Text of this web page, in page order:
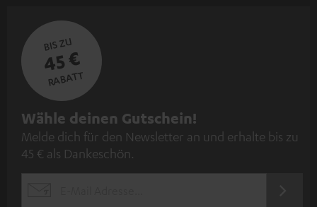
BIS ZU
45 €
RABATT
N
e
w
Wähle deinen Gutschein!
Melde dich für den Newsletter an und erhalte bis zu
45 € als Dankeschön.